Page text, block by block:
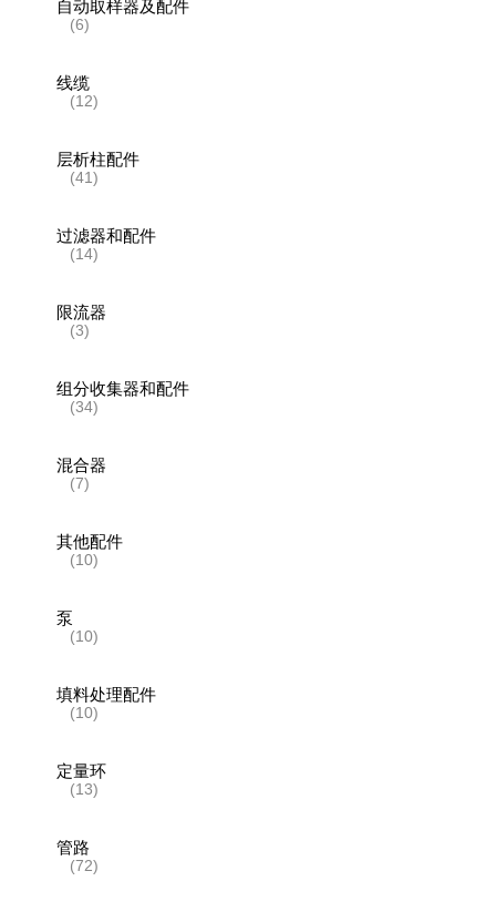
自动取样器及配件
(6)
线缆
(12)
层析柱配件
(41)
过滤器和配件
(14)
限流器
(3)
组分收集器和配件
(34)
混合器
(7)
其他配件
(10)
泵
(10)
填料处理配件
(10)
定量环
(13)
管路
(72)